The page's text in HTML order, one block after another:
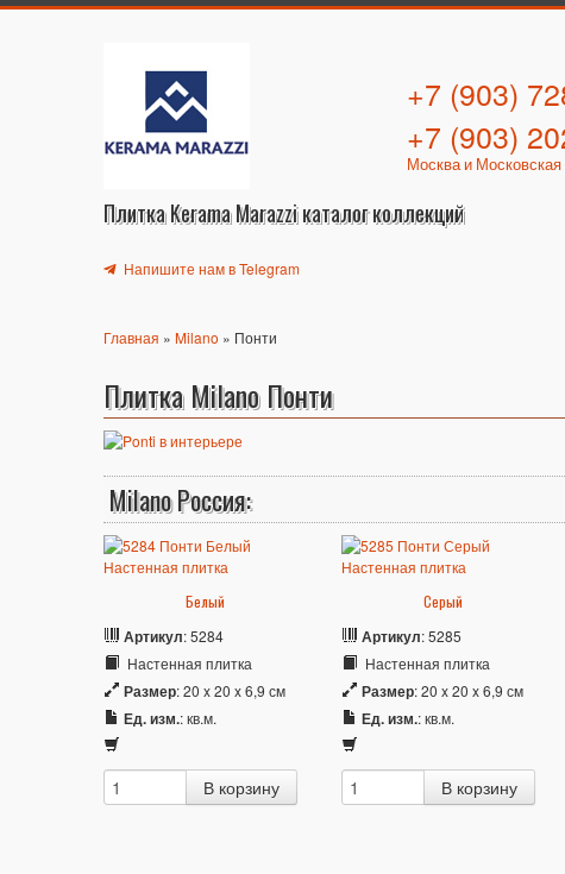
Плитка Kerama Marazzi каталог коллекций
+7 (903)
+7 (903)
Москва и Московская
Напишите нам в Telegram
Главная » Milano » Понти
Плитка Milano Понти
Milano Россия:
Белый
Артикул: 5284
Настенная плитка
Размер: 20 x 20 x 6,9 см
Ед. изм.: кв.м.
Серый
Артикул: 5285
Настенная плитка
Размер: 20 x 20 x 6,9 см
Ед. изм.: кв.м.